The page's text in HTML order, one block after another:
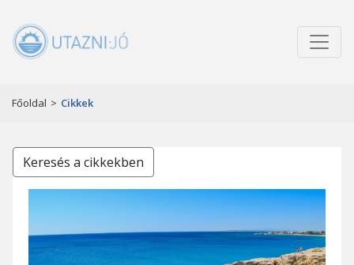
Főoldal > Cikkek
Keresés a cikkekben